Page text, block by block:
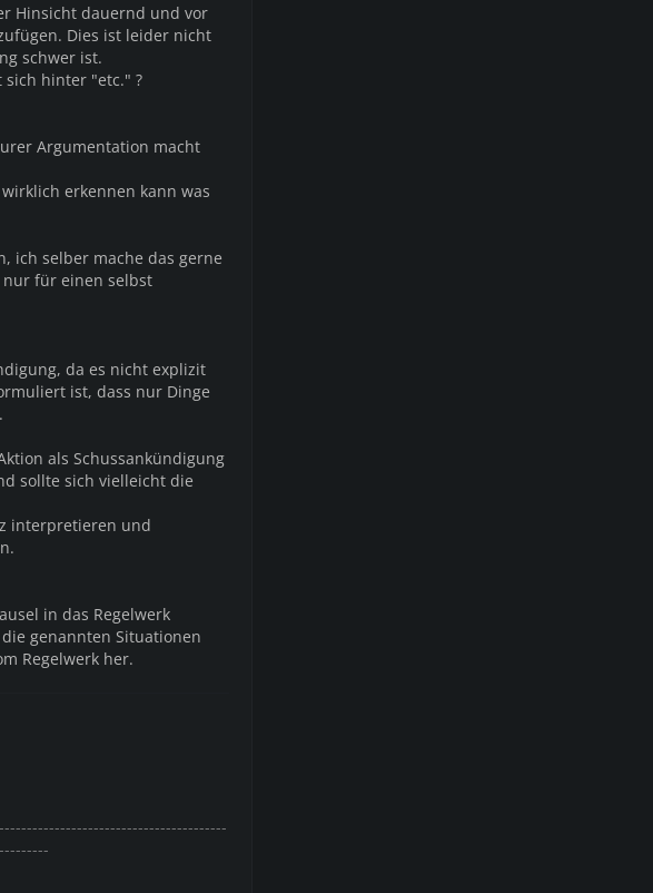
Hinsicht dauernd und vor
Dies ist leider nicht
schwer ist.
sich hinter "etc." ?
Argumentation macht
erkennen kann was
ich selber mache das gerne
für einen selbst
da es nicht explizit
ist, dass nur Dinge
als Schussankündigung
sollte sich vielleicht die
interpretieren und
in das Regelwerk
genannten Situationen
Regelwerk her.